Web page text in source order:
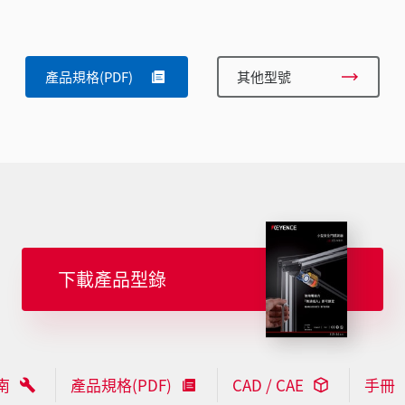
產品規格(PDF) 其他型號
下載產品型錄
產品規格(PDF) CAD / CAE 手冊